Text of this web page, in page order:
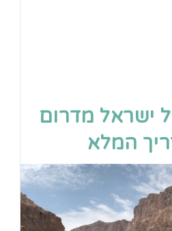
ישראל מדרום
המלא